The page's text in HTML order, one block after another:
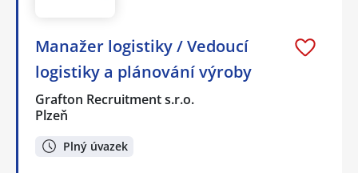
Manažer logistiky / Vedoucí
logistiky a plánování výroby
Grafton Recruitment s.r.o.
Plzeň
Plný úvazek